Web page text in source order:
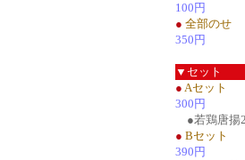
100円
● 全部のせ
350円
▼セット
● Aセット
300円
●若鶏唐揚
● Bセット
390円